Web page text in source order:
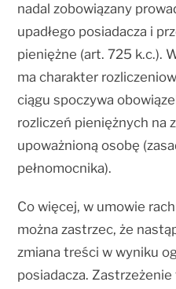
nadal zobowiązany
upadłego posiadacza i
pieniężne (art. 725 k.c.).
ma charakter
ciągu spoczywa
rozliczeń pieniężnych na
upoważnioną osobę
pełnomocnika).
Co więcej, w umowie
można zastrzec, że
zmiana treści w wyniku
posiadacza.